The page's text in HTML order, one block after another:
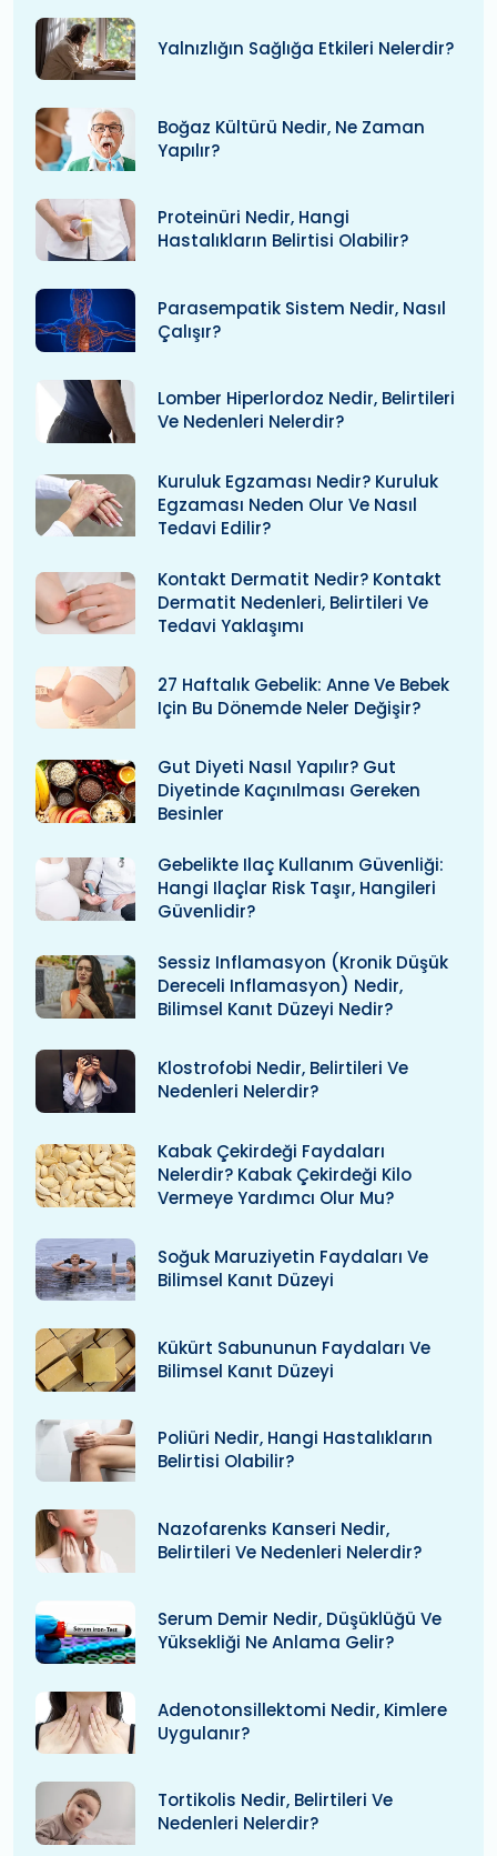
Yalnızlığın Sağlığa Etkileri Nelerdir?
Boğaz Kültürü Nedir, Ne Zaman
Yapılır?
Proteinüri Nedir, Hangi
Hastalıkların Belirtisi Olabilir?
Parasempatik Sistem Nedir, Nasıl
Çalışır?
Lomber Hiperlordoz Nedir, Belirtileri
Ve Nedenleri Nelerdir?
Kuruluk Egzaması Nedir? Kuruluk
Egzaması Neden Olur Ve Nasıl
Tedavi Edilir?
Kontakt Dermatit Nedir? Kontakt
Dermatit Nedenleri, Belirtileri Ve
Tedavi Yaklaşımı
27 Haftalık Gebelik: Anne Ve Bebek
Için Bu Dönemde Neler Değişir?
Gut Diyeti Nasıl Yapılır? Gut
Diyetinde Kaçınılması Gereken
Besinler
Gebelikte Ilaç Kullanım Güvenliği:
Hangi Ilaçlar Risk Taşır, Hangileri
Güvenlidir?
Sessiz Inflamasyon (kronik Düşük
Dereceli Inflamasyon) Nedir,
Bilimsel Kanıt Düzeyi Nedir?
Klostrofobi Nedir, Belirtileri Ve
Nedenleri Nelerdir?
Kabak Çekirdeği Faydaları
Nelerdir? Kabak Çekirdeği Kilo
Vermeye Yardımcı Olur Mu?
Soğuk Maruziyetin Faydaları Ve
Bilimsel Kanıt Düzeyi
Kükürt Sabununun Faydaları Ve
Bilimsel Kanıt Düzeyi
Poliüri Nedir, Hangi Hastalıkların
Belirtisi Olabilir?
Nazofarenks Kanseri Nedir,
Belirtileri Ve Nedenleri Nelerdir?
Serum Demir Nedir, Düşüklüğü Ve
Yüksekliği Ne Anlama Gelir?
Adenotonsillektomi Nedir, Kimlere
Uygulanır?
Tortikolis Nedir, Belirtileri Ve
Nedenleri Nelerdir?